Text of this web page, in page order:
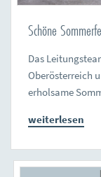
Schöne
Das
Oberösterreich
erholsame
weiterlesen